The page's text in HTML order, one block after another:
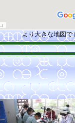
より大きな地図で